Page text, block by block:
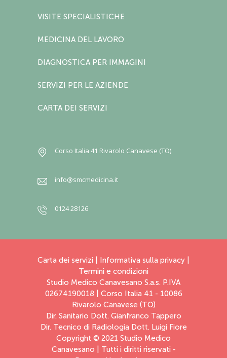
VISITE SPECIALISTICHE
MEDICINA DEL LAVORO
DIAGNOSTICA PER IMMAGINI
SERVIZI PER LE AZIENDE
CARTA DEI SERVIZI
Corso Italia 41 Rivarolo Canavese (TO)
info@smcmedicina.it
0124 28126
Carta dei servizi Informativa sulla privacy
Termini e condizioni
Studio Medico Canavesano S.a.s. P.IVA
02674190018 | Corso Italia 41 - 10086
Rivarolo Canavese (TO)
Dir. Sanitario Dott. Gianfranco Tappero
Dir. Tecnico di Radiologia Dott. Luigi Fiore
Copyright © 2021 Studio Medico
Canavesano | Tutti i diritti riservati -